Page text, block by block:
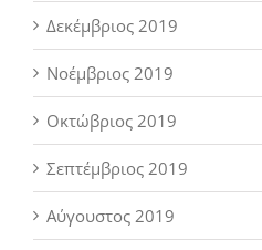
Δεκέμβριος 2019
Νοέμβριος 2019
Οκτώβριος 2019
Σεπτέμβριος 2019
Αύγουστος 2019